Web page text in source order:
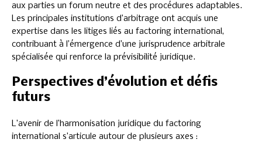
aux parties un forum neutre et des procédures adaptables.
Les principales institutions d’arbitrage ont acquis une
expertise dans les litiges liés au factoring international,
contribuant à l’émergence d’une jurisprudence arbitrale
spécialisée qui renforce la prévisibilité juridique.
Perspectives d’évolution et défis
futurs
L’avenir de l’harmonisation juridique du factoring
international s’articule autour de plusieurs axes :